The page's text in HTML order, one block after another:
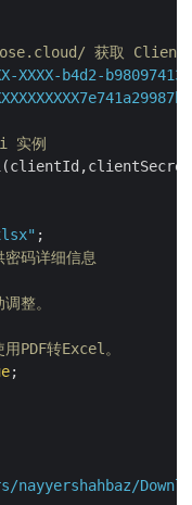
获取
XXXX-b4d2-
实例
;
码详细信息
整。
PDF转Excel。
;
nayyershahbaz/